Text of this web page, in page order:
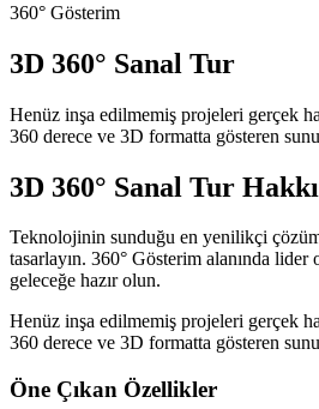
360° Gösterim
3D 360° Sanal Tur
Henüz inşa edilmemiş projeleri gerçek
360 derece ve 3D formatta gösteren
3D 360° Sanal Tur
Teknolojinin sunduğu en yenilikçi
tasarlayın. 360° Gösterim alanında
geleceğe hazır olun.
Henüz inşa edilmemiş projeleri gerçek
360 derece ve 3D formatta gösteren
Öne Çıkan Özellikler